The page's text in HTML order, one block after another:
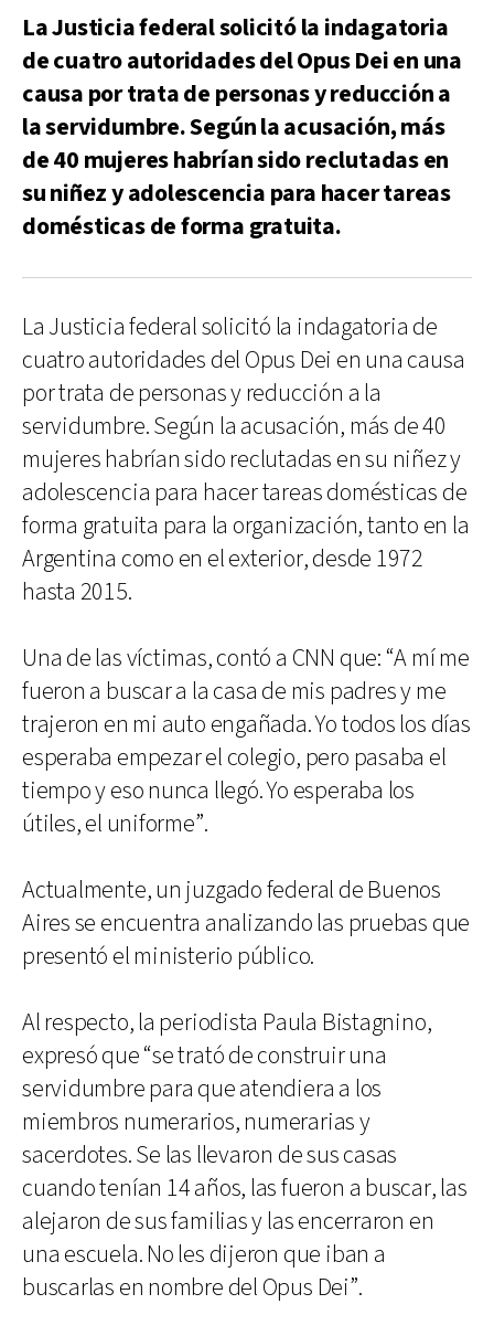
La Justicia federal solicitó la indagatoria
de cuatro autoridades del Opus Dei en una
causa por trata de personas y reducción a
la servidumbre. Según la acusación, más
de 40 mujeres habrían sido reclutadas en
su niñez y adolescencia para hacer tareas
domésticas de forma gratuita.
La Justicia federal solicitó la indagatoria de
cuatro autoridades del Opus Dei en una causa
por trata de personas y reducción a la
servidumbre. Según la acusación, más de 40
mujeres habrían sido reclutadas en su niñez y
adolescencia para hacer tareas domésticas de
forma gratuita para la organización, tanto en la
Argentina como en el exterior, desde 1972
hasta 2015.
Una de las víctimas, contó a CNN que: “A mí me
fueron a buscar a la casa de mis padres y me
trajeron en mi auto engañada. Yo todos los días
esperaba empezar el colegio, pero pasaba el
tiempo y eso nunca llegó. Yo esperaba los
útiles, el uniforme”.
Actualmente, un juzgado federal de Buenos
Aires se encuentra analizando las pruebas que
presentó el ministerio público.
Al respecto, la periodista Paula Bistagnino,
expresó que “se trató de construir una
servidumbre para que atendiera a los
miembros numerarios, numerarias y
sacerdotes. Se las llevaron de sus casas
cuando tenían 14 años, las fueron a buscar, las
alejaron de sus familias y las encerraron en
una escuela. No les dijeron que iban a
buscarlas en nombre del Opus Dei”.